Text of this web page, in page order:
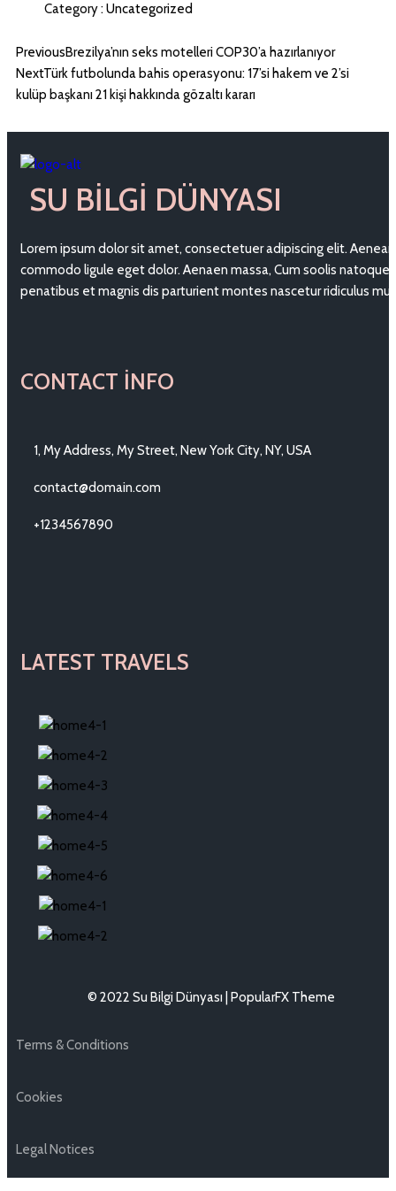
Category : Uncategorized
PreviousBrezilya’nın seks motelleri COP30’a hazırlanıyor
NextTürk futbolunda bahis operasyonu: 17’si hakem ve 2’si
kulüp başkanı 21 kişi hakkında gözaltı kararı
SU BILGI DÜNYASI
Lorem ipsum dolor sit amet, consectetuer adipiscing elit. Aenean
commodo ligule eget dolor. Aenaen massa, Cum soolis natoque
penatibus et magnis dis parturient montes nascetur ridiculus mus
CONTACT INFO
1, My Address, My Street, New York City, NY, USA
contact@domain.com
+1234567890
LATEST TRAVELS
© 2022 Su Bilgi Dünyası | PopularFX Theme
Terms & Conditions
Cookies
Legal Notices